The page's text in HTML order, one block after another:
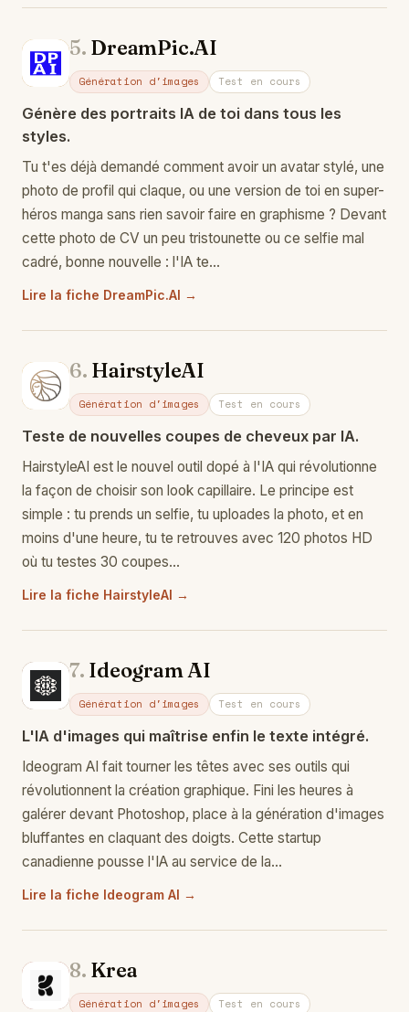
Dr
5. DreamPic.AI
Génération d'images Test en cours
Génère des portraits IA de toi dans tous les
styles.
Tu t'es déjà demandé comment avoir un avatar stylé, une
photo de profil qui claque, ou une version de toi en super-
héros manga sans rien savoir faire en graphisme ? Devant
cette photo de CV un peu tristounette ou ce selfie mal
cadré, bonne nouvelle : l'IA te…
Lire la fiche DreamPic.AI →
Ha
6. HairstyleAI
Génération d'images Test en cours
Teste de nouvelles coupes de cheveux par IA.
HairstyleAI est le nouvel outil dopé à l'IA qui révolutionne
la façon de choisir son look capillaire. Le principe est
simple : tu prends un selfie, tu uploades la photo, et en
moins d'une heure, tu te retrouves avec 120 photos HD
où tu testes 30 coupes…
Lire la fiche HairstyleAI →
Id
7. Ideogram AI
Génération d'images Test en cours
L'IA d'images qui maîtrise enfin le texte intégré.
Ideogram AI fait tourner les têtes avec ses outils qui
révolutionnent la création graphique. Fini les heures à
galérer devant Photoshop, place à la génération d'images
bluffantes en claquant des doigts. Cette startup
canadienne pousse l'IA au service de la…
Lire la fiche Ideogram AI →
Kr
8. Krea
Génération d'images Test en cours